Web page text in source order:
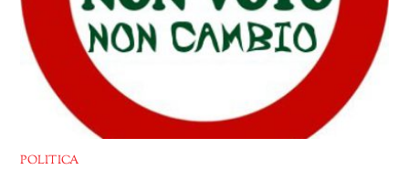
POLITICA